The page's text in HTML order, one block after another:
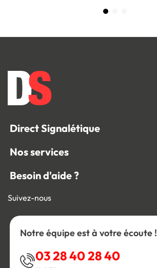
Direct Signalétique
Nos services
Besoin d'aide ?
Suivez-nous
Notre équipe est à votre écoute !
03 28 40 28 40